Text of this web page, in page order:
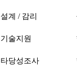
설계 / 감리
기술지원
타당성조사